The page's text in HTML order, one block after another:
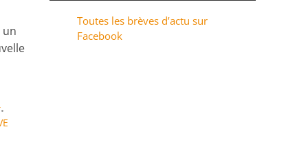
un
•
Toutes les brèves d’actu sur
Facebook